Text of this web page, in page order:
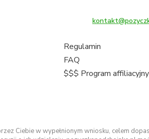
Regulamin
FAQ
$$$ Program
Ciebie w wypełnionym wniosku, celem